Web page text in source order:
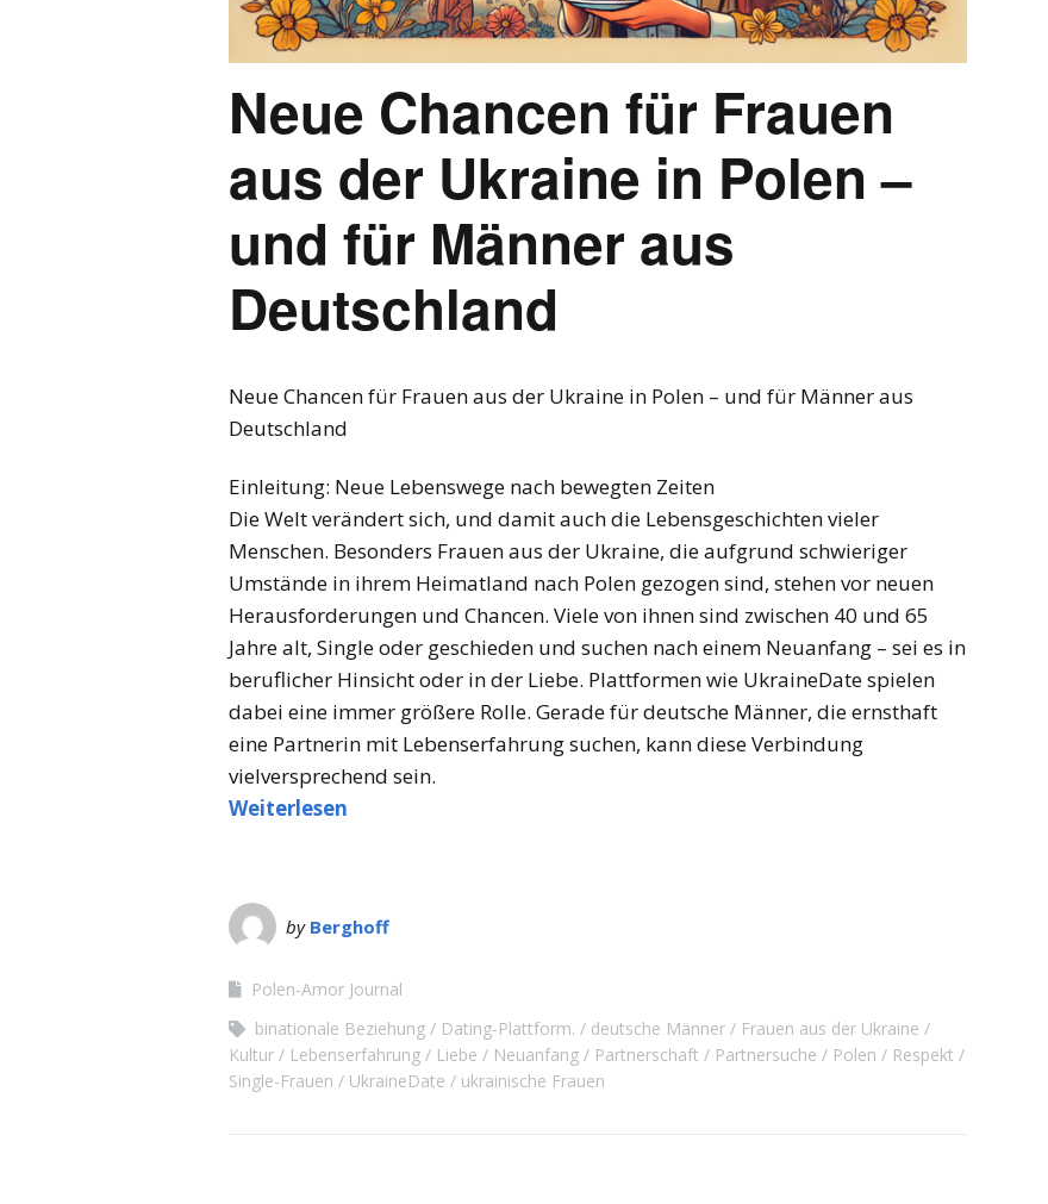
Neue Chancen für Frauen
aus der Ukraine in Polen –
und für Männer aus
Deutschland
Neue Chancen für Frauen aus der Ukraine in Polen – und für Männer aus
Deutschland
Einleitung: Neue Lebenswege nach bewegten Zeiten
Die Welt verändert sich, und damit auch die Lebensgeschichten vieler
Menschen. Besonders Frauen aus der Ukraine, die aufgrund schwieriger
Umstände in ihrem Heimatland nach Polen gezogen sind, stehen vor neuen
Herausforderungen und Chancen. Viele von ihnen sind zwischen 40 und 65
Jahre alt, Single oder geschieden und suchen nach einem Neuanfang – sei es in
beruflicher Hinsicht oder in der Liebe. Plattformen wie UkraineDate spielen
dabei eine immer größere Rolle. Gerade für deutsche Männer, die ernsthaft
eine Partnerin mit Lebenserfahrung suchen, kann diese Verbindung
vielversprechend sein.
Weiterlesen
by Berghoff
Polen-Amor Journal
binationale Beziehung
Dating-Plattform. deutsche Männer
Frauen aus der Ukraine
Kultur
Lebenserfahrung Liebe Neuanfang Partnerschaft Partnersuche Polen
Respekt
Single-Frauen
UkraineDate ukrainische Frauen